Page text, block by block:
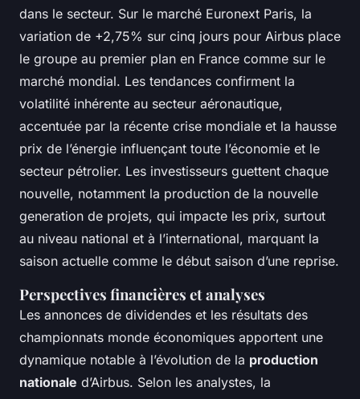
dans le secteur. Sur le marché Euronext Paris, la
variation de +2,75% sur cinq jours pour Airbus place
le groupe au premier plan en France comme sur le
marché mondial. Les tendances confirment la
volatilité inhérente au secteur aéronautique,
accentuée par la récente crise mondiale et la hausse
prix de l’énergie influençant toute l’économie et le
secteur pétrolier. Les investisseurs guettent chaque
nouvelle, notamment la production de la nouvelle
generation de projets, qui impacte les prix, surtout
au niveau national et à l’international, marquant la
saison actuelle comme le début saison d’une reprise.
Perspectives financières et analyses
Les annonces de dividendes et les résultats des
championnats monde économiques apportent une
dynamique notable à l’évolution de la production
nationale d’Airbus. Selon les analystes, la